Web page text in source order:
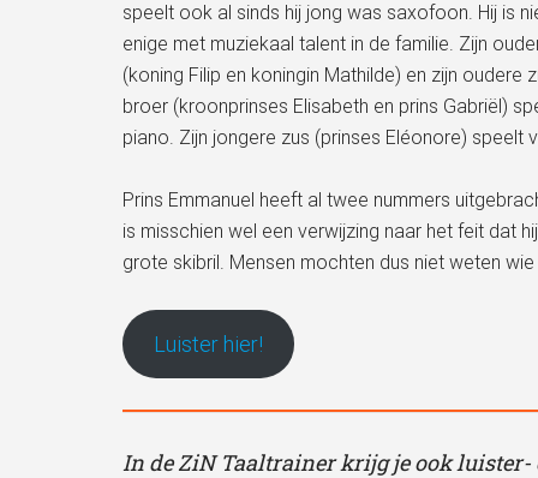
speelt ook al sinds hij jong was saxofoon. Hij is
enige met muziekaal talent in de familie. Zijn
(koning Filip en koningin Mathilde) en zijn oudere
broer (kroonprinses Elisabeth en prins Gabriël)
piano. Zijn jongere zus (prinses Eléonore) speelt
Prins Emmanuel heeft al twee nummers
is misschien wel een verwijzing naar het feit dat
grote skibril. Mensen mochten dus niet weten
Luister hier!
In de ZiN Taaltrainer krijg je ook luister-